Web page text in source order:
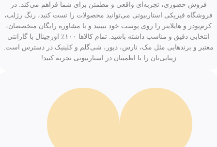
فروش حضوری، تجربه‌ای واقعی و مطمئن برای شما فراهم می‌کند. در
فروشگاه فیزیکی استاربیوتی می‌توانید محصولات را تست کنید، رنگ رژلب،
کرم‌پودر و هایلایتر را روی پوست خود ببینید و با مشاوره رایگان متخصصان،
انتخابی دقیق و مناسب داشته باشید. تمام کالاها ۱۰۰٪ اورجینال با گارانتی
معتبر و برندهایی مثل مک، نارس، دیور، شی‌گلم و کلینیک در دسترس است.
زیبایی‌تان را با اطمینان در استاربیوتی تجربه کنید!